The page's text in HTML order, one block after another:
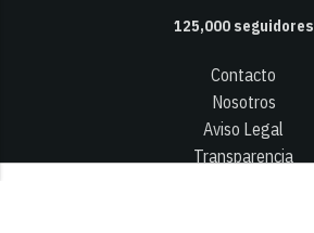
125,000seguidores
Contacto
Nosotros
Aviso Legal
Transparencia